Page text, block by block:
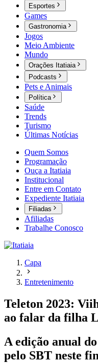
Esportes
Games
Gastronomia
Jogos
Meio Ambiente
Mundo
Orações Itatiaia
Podcasts
Pets e Animais
Política
Saúde
Trends
Turismo
Últimas Notícias
Quem Somos
Programação
Ouça a Itatiaia
Institucional
Entre em Contato
Expediente Itatiaia
Filiadas
Afiliadas
Trabalhe Conosco
Capa
Entretenimento
Teleton 2023:
ao falar da filha
A edição anual
pelo SBT neste